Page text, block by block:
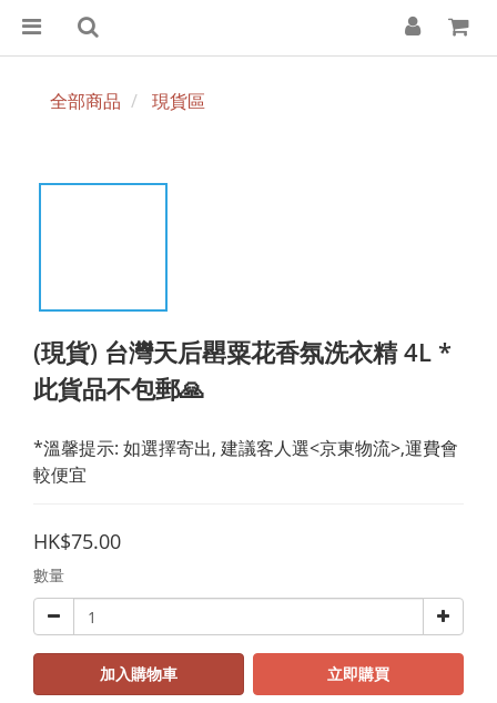
全部商品 現貨區
(現貨) 台灣天后罌粟花香氛洗衣精 4L *
此貨品不包郵🙏
*溫馨提示: 如選擇寄出, 建議客人選<京東物流>,運費會
較便宜
HK$75.00
數量
加入購物車 立即購買